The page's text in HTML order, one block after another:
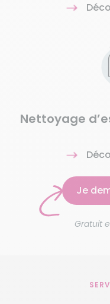
Nettoyage
Je
Gratuit